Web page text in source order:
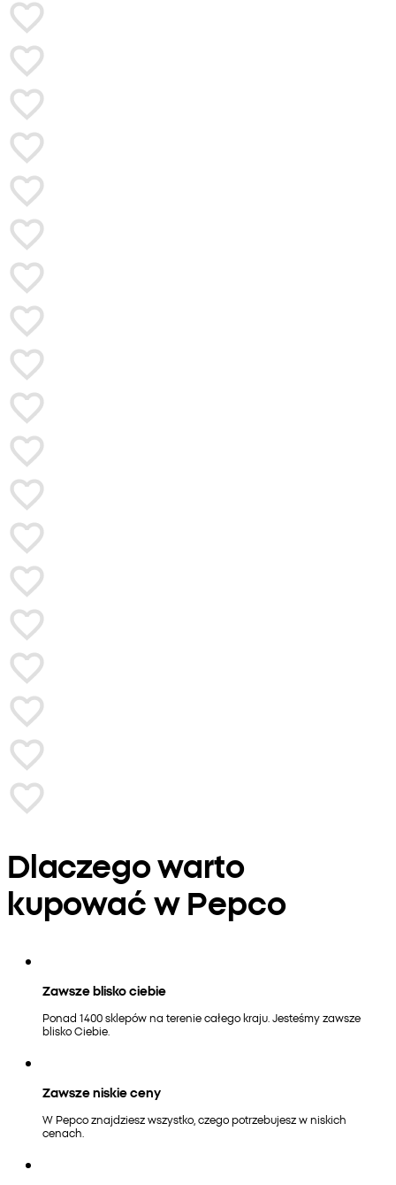
Dlaczego warto
kupować w Pepco
Zawsze blisko ciebie
Ponad 1400 sklepów na terenie całego kraju. Jesteśmy zawsze
blisko Ciebie.
Zawsze niskie ceny
W Pepco znajdziesz wszystko, czego potrzebujesz w niskich
cenach.